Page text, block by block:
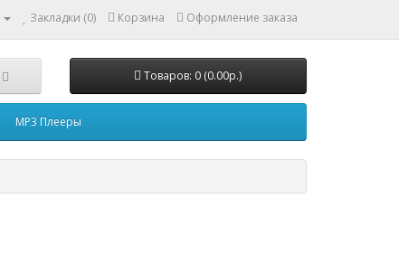
Закладки (0) Корзина Оформление заказа
Товаров: 0 (0.00р.)
MP3 Плееры